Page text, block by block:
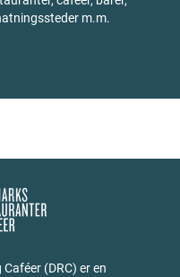
m.m.
(DRC) er en